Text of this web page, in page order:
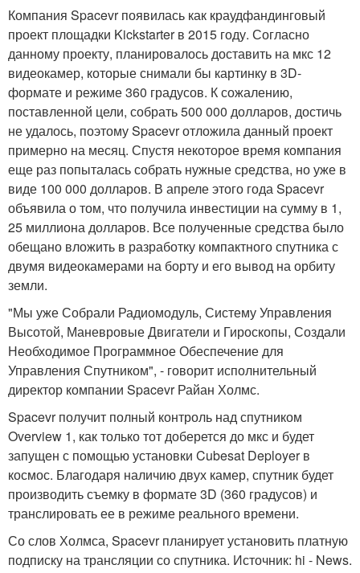
Компания Spacevr появилась как краудфандинговый
проект площадки Kickstarter в 2015 году. Согласно
данному проекту, планировалось доставить на мкс 12
видеокамер, которые снимали бы картинку в 3D-
формате и режиме 360 градусов. К сожалению,
поставленной цели, собрать 500 000 долларов, достичь
не удалось, поэтому Spacevr отложила данный проект
примерно на месяц. Спустя некоторое время компания
еще раз попыталась собрать нужные средства, но уже в
виде 100 000 долларов. В апреле этого года Spacevr
объявила о том, что получила инвестиции на сумму в 1,
25 миллиона долларов. Все полученные средства было
обещано вложить в разработку компактного спутника с
двумя видеокамерами на борту и его вывод на орбиту
земли.
"Мы уже Собрали Радиомодуль, Систему Управления
Высотой, Маневровые Двигатели и Гироскопы, Создали
Необходимое Программное Обеспечение для
Управления Спутником", - говорит исполнительный
директор компании Spacevr Райан Холмс.
Spacevr получит полный контроль над спутником
Overview 1, как только тот доберется до мкс и будет
запущен с помощью установки Cubesat Deployer в
космос. Благодаря наличию двух камер, спутник будет
производить съемку в формате 3D (360 градусов) и
транслировать ее в режиме реального времени.
Со слов Холмса, Spacevr планирует установить платную
подписку на трансляции со спутника. Источник: hi - News.